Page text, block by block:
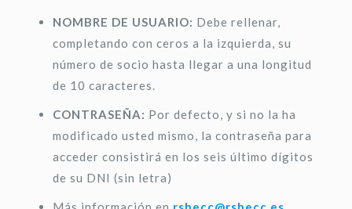
NOMBRE DE USUARIO: Debe rellenar,
completando con ceros a la izquierda, su
número de socio hasta llegar a una longitud
de 10 caracteres.
CONTRASEÑA: Por defecto, y si no la ha
modificado usted mismo, la contraseña para
acceder consistirá en los seis último dígitos
de su DNI (sin letra)